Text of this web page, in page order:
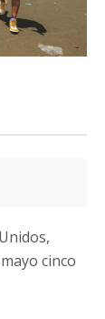
cinco